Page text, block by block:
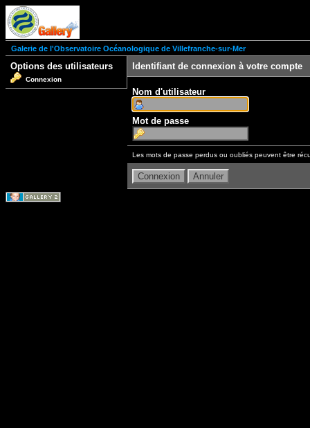
Galerie de l'Observatoire Océanologique de Villefranche-sur-Mer
Options des utilisateurs
Connexion
Identifiant de connexion à votre compte
Nom d'utilisateur
Mot de passe
Les mots de passe perdus ou oubliés peuvent être